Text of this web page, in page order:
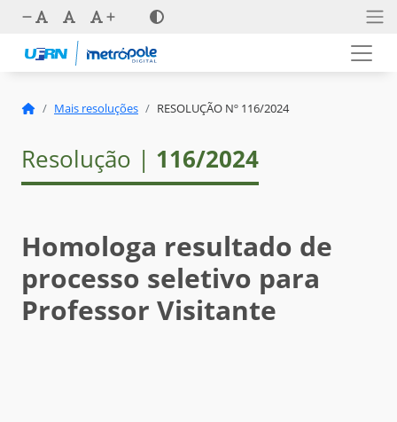
Mais resoluções RESOLUÇÃO Nº 116/2024
Resolução | 116/2024
Homologa resultado de
processo seletivo para
Professor Visitante